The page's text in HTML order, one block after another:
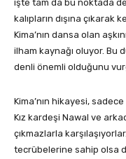
işte tam da bu noktada
kalıpların dışına çıkarak
Kima’nın dansa olan
ilham kaynağı oluyor. Bu
denli önemli olduğunu
Kima’nın hikayesi,
Kız kardeşi Nawal ve
çıkmazlarla
tecrübelerine sahip olsa